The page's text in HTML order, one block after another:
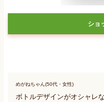
ショ
めがねちゃん(50代・女性)
ボトルデザインがオシャレ